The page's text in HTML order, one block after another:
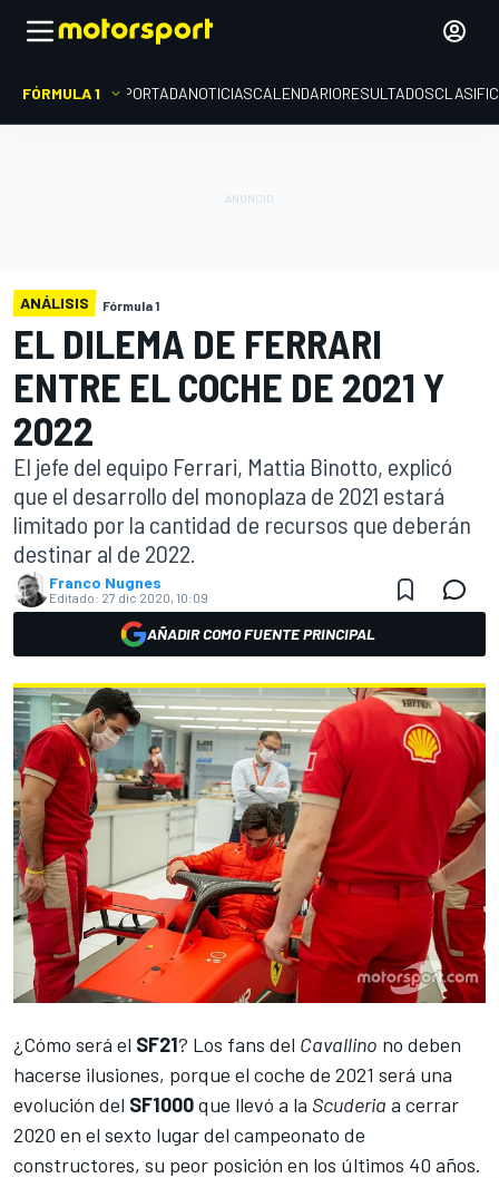
FÓRMULA 1 PORTADANOTICIASCALENDARIORESULTADOS
ANÁLISIS Fórmula 1
EL DILEMA DE FERRARI
ENTRE EL COCHE DE 2021 Y
2022
El jefe del equipo Ferrari, Mattia Binotto, explicó
que el desarrollo del monoplaza de 2021 estará
limitado por la cantidad de recursos que deberán
destinar al de 2022.
Franco Nugnes
Editado: 27 dic 2020, 10:09
AÑADIR COMO FUENTE PRINCIPAL
¿Cómo será el SF21? Los fans del Cavallino no deben
hacerse ilusiones, porque el coche de 2021 será una
evolución del SF1000que llevó a la Scuderia a cerrar
2020 en el sexto lugar del campeonato de
constructores, su peor posición en los últimos 40 años.